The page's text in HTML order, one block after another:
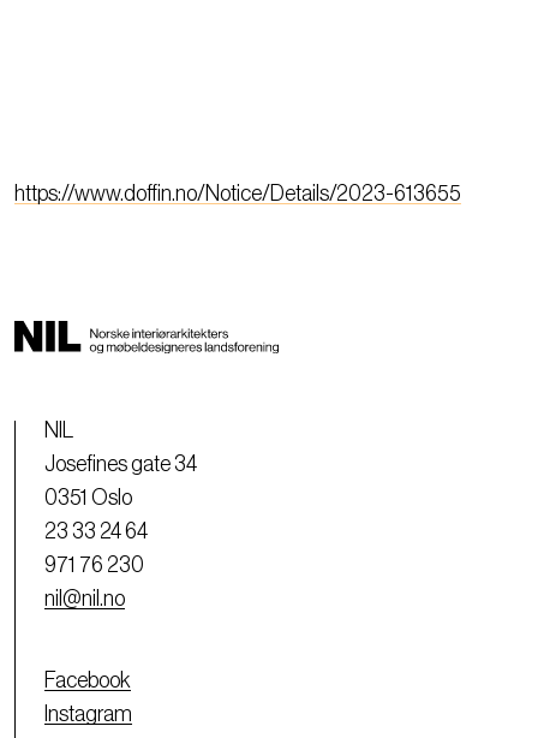
https://www.doffin.no/Notice/Details/2023-613655
NIL
Josefines gate 34
0351 Oslo
23 33 24 64
971 76 230
nil@nil.no
Facebook
Instagram